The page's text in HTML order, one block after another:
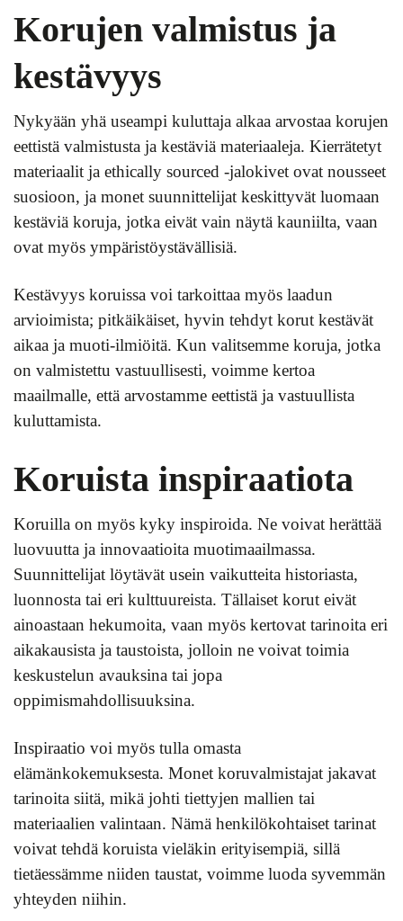
Korujen valmistus ja
kestävyys
Nykyään yhä useampi kuluttaja alkaa arvostaa korujen
eettistä valmistusta ja kestäviä materiaaleja. Kierrätetyt
materiaalit ja ethically sourced -jalokivet ovat nousseet
suosioon, ja monet suunnittelijat keskittyvät luomaan
kestäviä koruja, jotka eivät vain näytä kauniilta, vaan
ovat myös ympäristöystävällisiä.
Kestävyys koruissa voi tarkoittaa myös laadun
arvioimista; pitkäikäiset, hyvin tehdyt korut kestävät
aikaa ja muoti-ilmiöitä. Kun valitsemme koruja, jotka
on valmistettu vastuullisesti, voimme kertoa
maailmalle, että arvostamme eettistä ja vastuullista
kuluttamista.
Koruista inspiraatiota
Koruilla on myös kyky inspiroida. Ne voivat herättää
luovuutta ja innovaatioita muotimaailmassa.
Suunnittelijat löytävät usein vaikutteita historiasta,
luonnosta tai eri kulttuureista. Tällaiset korut eivät
ainoastaan hekumoita, vaan myös kertovat tarinoita eri
aikakausista ja taustoista, jolloin ne voivat toimia
keskustelun avauksina tai jopa
oppimismahdollisuuksina.
Inspiraatio voi myös tulla omasta
elämänkokemuksesta. Monet koruvalmistajat jakavat
tarinoita siitä, mikä johti tiettyjen mallien tai
materiaalien valintaan. Nämä henkilökohtaiset tarinat
voivat tehdä koruista vieläkin erityisempiä, sillä
tietäessämme niiden taustat, voimme luoda syvemmän
yhteyden niihin.